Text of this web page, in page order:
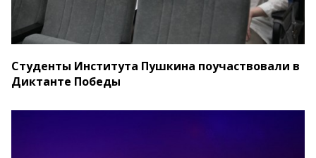
Студенты Института Пушкина поучаствовали в
Диктанте Победы